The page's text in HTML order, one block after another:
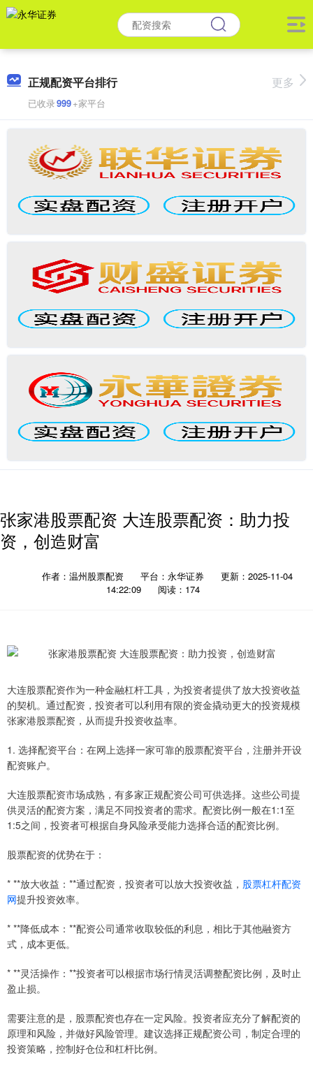
正规配资平台排行
已收录999+家平台
更多
张家港股票配资 大连股票配资：助力投
资，创造财富
作者：温州股票配资 平台：永华证券
更新：2025-11-04
14:22:09
阅读：174
大连股票配资作为一种金融杠杆工具，为投资者提供了放大投资收益
的契机。通过配资，投资者可以利用有限的资金撬动更大的投资规模
张家港股票配资，从而提升投资收益率。
1. 选择配资平台：在网上选择一家可靠的股票配资平台，注册并开设
配资账户。
大连股票配资市场成熟，有多家正规配资公司可供选择。这些公司提
供灵活的配资方案，满足不同投资者的需求。配资比例一般在1:1至
1:5之间，投资者可根据自身风险承受能力选择合适的配资比例。
股票配资的优势在于：
* **放大收益：**通过配资，投资者可以放大投资收益， 股票杠杆配资
网提升投资效率。
* **降低成本：**配资公司通常收取较低的利息，相比于其他融资方
式，成本更低。
* **灵活操作：**投资者可以根据市场行情灵活调整配资比例，及时止
盈止损。
需要注意的是，股票配资也存在一定风险。投资者应充分了解配资的
原理和风险，并做好风险管理。建议选择正规配资公司，制定合理的
投资策略，控制好仓位和杠杆比例。